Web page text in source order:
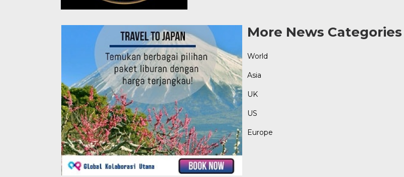
More News Categories
World
Asia
UK
US
Europe